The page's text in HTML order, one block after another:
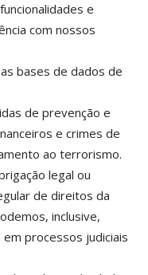
e
com nossos
bases de dados de
de prevenção e
e crimes de
ao terrorismo.
legal ou
de direitos da
inclusive,
processos judiciais